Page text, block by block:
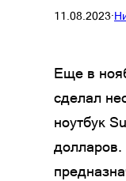
11.08.2023·
Еще в
сделал
ноутбук
долларов.